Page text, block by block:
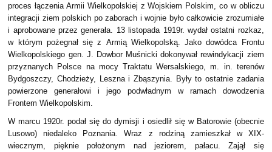
proces łączenia Armii Wielkopolskiej z Wojskiem Polskim, co w obliczu
integracji ziem polskich po zaborach i wojnie było całkowicie zrozumiałe
i aprobowane przez generała. 13 listopada 1919r. wydał ostatni rozkaz,
w którym pożegnał się z Armią Wielkopolską. Jako dowódca Frontu
Wielkopolskiego gen. J. Dowbor Muśnicki dokonywał rewindykacji ziem
przyznanych Polsce na mocy Traktatu Wersalskiego, m. in. terenów
Bydgoszczy, Chodzieży, Leszna i Zbąszynia. Były to ostatnie zadania
powierzone generałowi i jego podwładnym w ramach dowodzenia
Frontem Wielkopolskim.
W marcu 1920r. podał się do dymisji i osiedlił się w Batorowie (obecnie
Lusowo) niedaleko Poznania. Wraz z rodziną zamieszkał w XIX-
wiecznym, pięknie położonym nad jeziorem, pałacu. Zajął się